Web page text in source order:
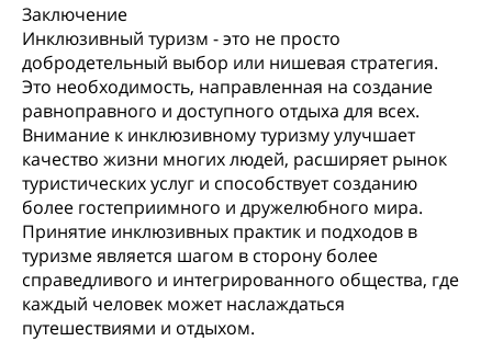
Заключение
Инклюзивный туризм - это не просто
добродетельный выбор или нишевая стратегия.
Это необходимость, направленная на создание
равноправного и доступного отдыха для всех.
Внимание к инклюзивному туризму улучшает
качество жизни многих людей, расширяет рынок
туристических услуг и способствует созданию
более гостеприимного и дружелюбного мира.
Принятие инклюзивных практик и подходов в
туризме является шагом в сторону более
справедливого и интегрированного общества, где
каждый человек может наслаждаться
путешествиями и отдыхом.